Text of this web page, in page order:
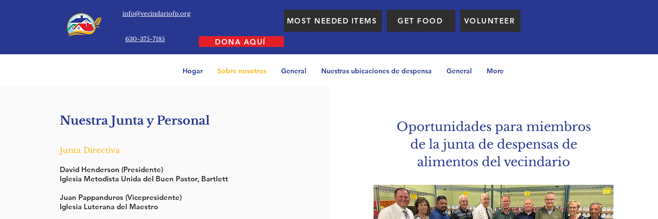
info@vecindariofp.org
MOST NEEDED ITEMS GET FOOD VOLUNTEER
630-375-7185 DONA AQUÍ
Hogar Sobre nosotros General Nuestras ubicaciones de despensa General More
Nuestra Junta y Personal
Junta Directiva
David Henderson (Presidente)
Iglesia Metodista Unida del Buen Pastor, Bartlett
Juan Pappanduros (Vicepresidente)
Iglesia Luterana del Maestro
Oportunidades para miembros
de la junta de despensas de
alimentos del vecindario